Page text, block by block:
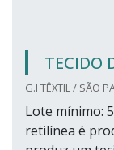
TECIDO
G.I TÊXTIL / SÃO
Lote mínimo:
retilínea é